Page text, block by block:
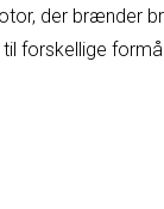
der brænder
forskellige